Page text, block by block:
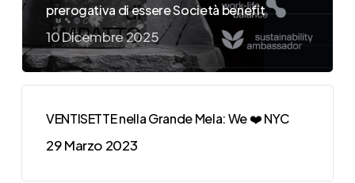
prerogativa di essere Società benefit
10 Dicembre 2025
VENTISETTE nella Grande Mela: We ❤️ NYC
29 Marzo 2023